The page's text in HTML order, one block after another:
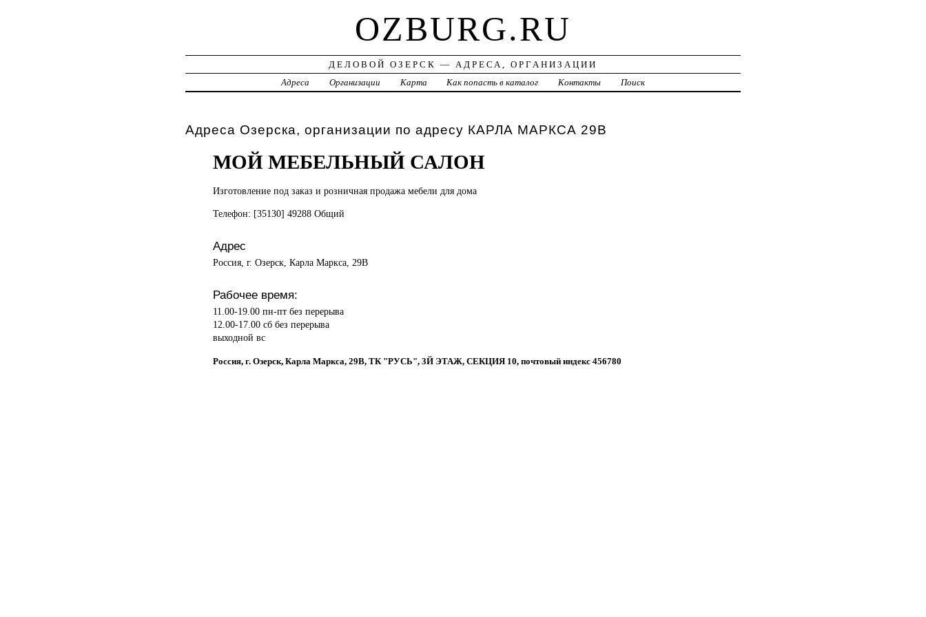
OZBURG.RU
ДЕЛОВОЙ ОЗЕРСК — АДРЕСА, ОРГАНИЗАЦИИ
Адреса
Организации Карта Как попасть в каталог Контакты Поиск
Адреса Озерска, организации по адресу КАРЛА МАРКСА 29В
МОЙ МЕБЕЛЬНЫЙ САЛОН
Изготовление под заказ и розничная продажа мебели для дома
Телефон: [35130] 49288 Общий
Адрес
Россия, г. Озерск, Карла Маркса, 29В
Рабочее время:
11.00-19.00 пн-пт без перерыва
12.00-17.00 сб без перерыва
выходной вс
Россия, г. Озерск, Карла Маркса, 29В, ТК "РУСЬ", 3Й ЭТАЖ, СЕКЦИЯ 10, почтовый индекс 456780